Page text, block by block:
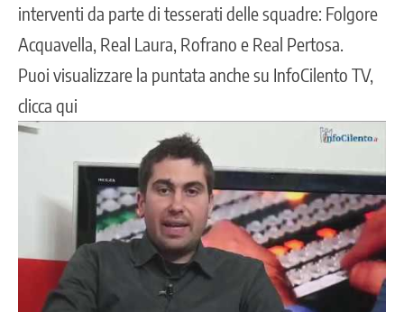
interventi da parte di tesserati delle squadre: Folgore
Acquavella, Real Laura, Rofrano e Real Pertosa.
Puoi visualizzare la puntata anche su InfoCilento TV,
clicca qui